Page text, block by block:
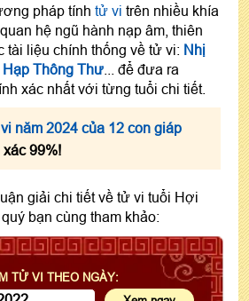
pháp tính tử vi trên nhiều khía
hệ ngũ hành nạp âm, thiên
tài liệu chính thống về tử vi: Nhị
Hạp Thông Thư ... để đưa ra
xác nhất với từng tuổi chi tiết.
năm 2024 của 12 con giáp
99%!
giải chi tiết về tử vi tuổi Hợi
bạn cùng tham khảo:
TỬ VI THEO NGÀY: